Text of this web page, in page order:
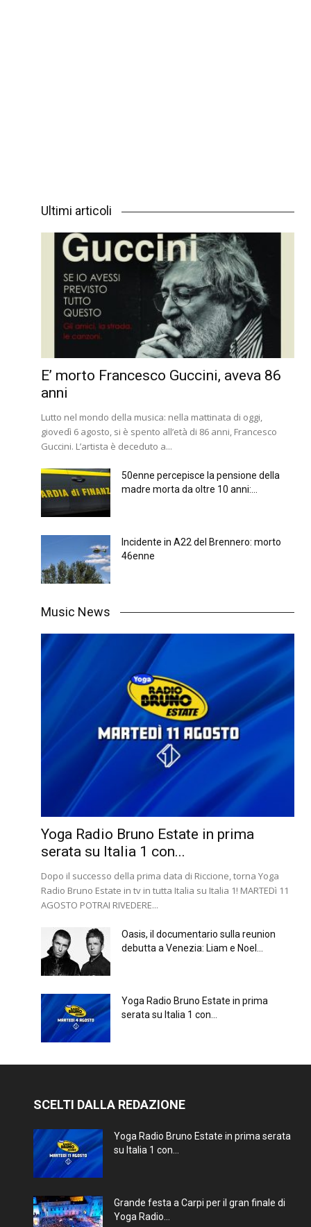
Ultimi articoli
E’ morto Francesco Guccini, aveva 86
anni
Lutto nel mondo della musica: nella mattinata di oggi,
giovedì 6 agosto, si è spento all’età di 86 anni, Francesco
Guccini. L’artista è deceduto a...
50enne percepisce la pensione della
madre morta da oltre 10 anni:...
Incidente in A22 del Brennero: morto
46enne
Music News
Yoga Radio Bruno Estate in prima
serata su Italia 1 con...
Dopo il successo della prima data di Riccione, torna Yoga
Radio Bruno Estate in tv in tutta Italia su Italia 1! MARTEDì 11
AGOSTO POTRAI RIVEDERE...
Oasis, il documentario sulla reunion
debutta a Venezia: Liam e Noel...
Yoga Radio Bruno Estate in prima
serata su Italia 1 con...
SCELTI DALLA REDAZIONE
Yoga Radio Bruno Estate in prima serata
su Italia 1 con...
Grande festa a Carpi per il gran finale di
Yoga Radio...